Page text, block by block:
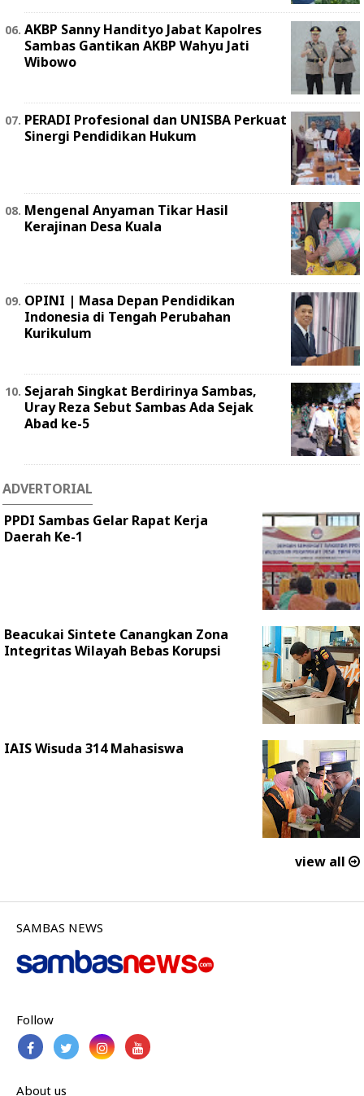
AKBP Sanny Handityo Jabat Kapolres
Sambas Gantikan AKBP Wahyu Jati
Wibowo
PERADI Profesional dan UNISBA Perkuat
Sinergi Pendidikan Hukum
Mengenal Anyaman Tikar Hasil
Kerajinan Desa Kuala
OPINI | Masa Depan Pendidikan
Indonesia di Tengah Perubahan
Kurikulum
Sejarah Singkat Berdirinya Sambas,
Uray Reza Sebut Sambas Ada Sejak
Abad ke-5
ADVERTORIAL
PPDI Sambas Gelar Rapat Kerja
Daerah Ke-1
Beacukai Sintete Canangkan Zona
Integritas Wilayah Bebas Korupsi
IAIS Wisuda 314 Mahasiswa
view all
SAMBAS NEWS
Follow
About us